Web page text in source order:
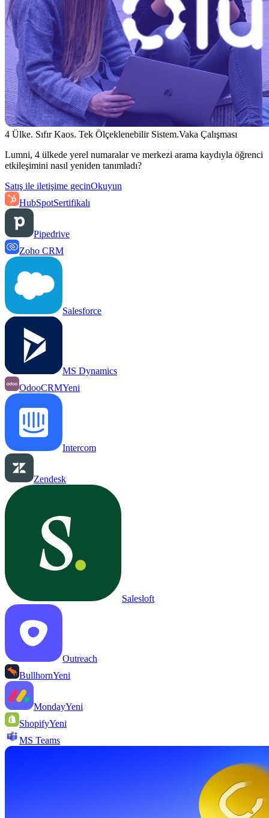
4 Ülke. Sıfır Kaos. Tek Ölçeklenebilir Sistem.Vaka Çalışması
Lumni, 4 ülkede yerel numaralar ve merkezi arama kaydıyla öğrenci
etkileşimini nasıl yeniden tanımladı?
Satış ile iletişime geçinOkuyun
HubSpotSertifikalı
Pipedrive
Zoho CRM
Salesforce
MS Dynamics
OdooCRMYeni
Intercom
Zendesk
Salesloft
Outreach
BullhornYeni
MondayYeni
ShopifyYeni
MS Teams